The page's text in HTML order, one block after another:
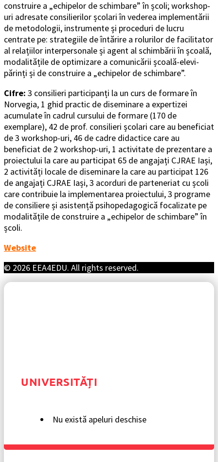
construire a „echipelor de schimbare” în școli; workshop-
uri adresate consilierilor școlari în vederea implementării
de metodologii, instrumente și proceduri de lucru
centrate pe: strategiile de întărire a rolurilor de facilitator
al relațiilor interpersonale și agent al schimbării în școală,
modalitățile de optimizare a comunicării școală-elevi-
părinți și de construire a „echipelor de schimbare”.
Cifre: 3 consilieri participanți la un curs de formare în
Norvegia, 1 ghid practic de diseminare a expertizei
acumulate în cadrul cursului de formare (170 de
exemplare), 42 de prof. consilieri școlari care au beneficiat
de 3 workshop-uri, 46 de cadre didactice care au
beneficiat de 2 workshop-uri, 1 activitate de prezentare a
proiectului la care au participat 65 de angajați CJRAE Iași,
2 activități locale de diseminare la care au participat 126
de angajați CJRAE Iași, 3 acorduri de parteneriat cu școli
care contribuie la implementarea proiectului, 3 programe
de consiliere și asistență psihopedagogică focalizate pe
modalitățile de construire a „echipelor de schimbare” în
școli.
Website
© 2026 EEA4EDU. All rights reserved.
UNIVERSITĂȚI
Nu există apeluri deschise